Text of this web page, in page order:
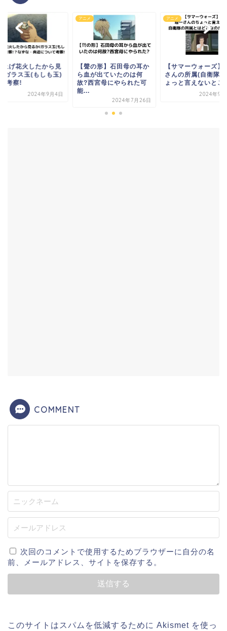
アニメ
聲の形】石田母の耳か
血が出ていたのは何
?西宮母にやられた可
アニメ
【サマーウォーズ】理一
さんの所属(自衛隊・ち
ょっと言えないとこ)と...
アニメ
打ち上げ花火し
るかlガラス玉(も
は何?考察!
2024
COMMENT
次回のコメントで使用するためブラウザーに自分の名
前、メールアドレス、サイトを保存する。
このサイトはスパムを低減するために Akismet を使っ